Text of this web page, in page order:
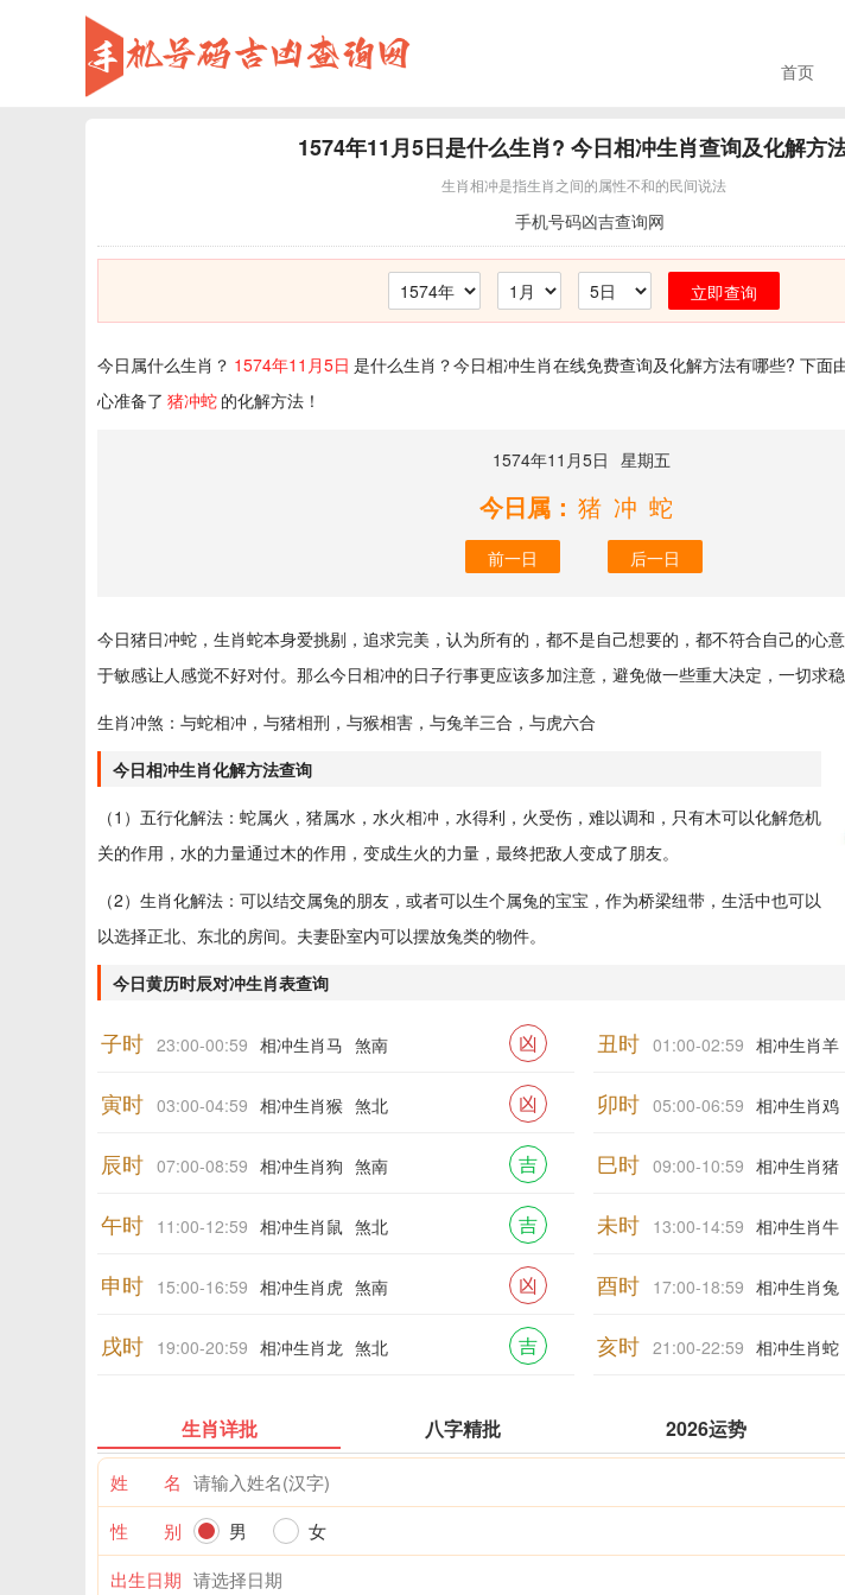
首页
1574年11月5日是什么生肖? 今日相冲生肖查询及化解方
生肖相冲是指生肖之间的属性不和的民间说法
手机号码凶吉查询网
立即查询
今日属什么生肖？ 1574年11月5日 是什么生肖？今日相冲生肖在线免费查询及化解方法有哪些? 下面
心准备了 猪冲蛇 的化解方法！
1574年11月5日 星期五
今日属： 猪冲蛇
前一日 后一日
今日猪日冲蛇，生肖蛇本身爱挑剔，追求完美，认为所有的，都不是自己想要的，都不符合自己的心
于敏感让人感觉不好对付。那么今日相冲的日子行事更应该多加注意，避免做一些重大决定，一切求稳
生肖冲煞：与蛇相冲，与猪相刑，与猴相害，与兔羊三合，与虎六合
今日相冲生肖化解方法查询
（1）五行化解法：蛇属火，猪属水，水火相冲，水得利，火受伤，难以调和，只有木可以化解危机
关的作用，水的力量通过木的作用，变成生火的力量，最终把敌人变成了朋友。
（2）生肖化解法：可以结交属兔的朋友，或者可以生个属兔的宝宝，作为桥梁纽带，生活中也可以
以选择正北、东北的房间。夫妻卧室内可以摆放兔类的物件。
今日黄历时辰对冲生肖表查询
子时 23:00-00:59 相冲生肖马 煞南 凶 丑时 01:00-02:59 相冲生肖羊
寅时 03:00-04:59 相冲生肖猴 煞北 凶 卯时 05:00-06:59 相冲生肖鸡
辰时 07:00-08:59 相冲生肖狗 煞南 吉 巳时 09:00-10:59 相冲生肖猪
午时 11:00-12:59 相冲生肖鼠 煞北 吉 未时 13:00-14:59 相冲生肖牛
申时 15:00-16:59 相冲生肖虎 煞南 凶 酉时 17:00-18:59 相冲生肖兔
戌时 19:00-20:59 相冲生肖龙 煞北 吉 亥时 21:00-22:59 相冲生肖蛇
生肖详批 八字精批 2026运势
姓 名
性 别
男
女
出生日期